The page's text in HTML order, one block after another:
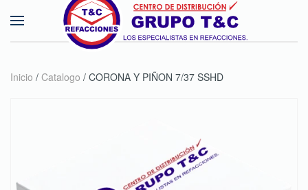
Skip to main content
Inicio / Catalogo / CORONA Y PIÑON 7/37 SSHD